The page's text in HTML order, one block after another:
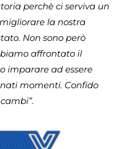
perchè ci serviva un
la nostra
Non sono però
affrontato il
imparare ad essere
momenti. Confido